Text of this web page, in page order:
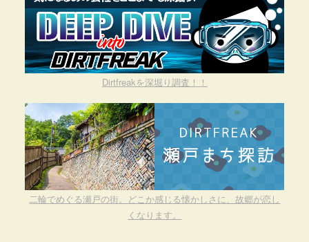
Dirtfreakを深堀り調査！！
二輪でめぐる瀬戸の街。どこか感じる懐かしさに、故郷が恋し
くなります。